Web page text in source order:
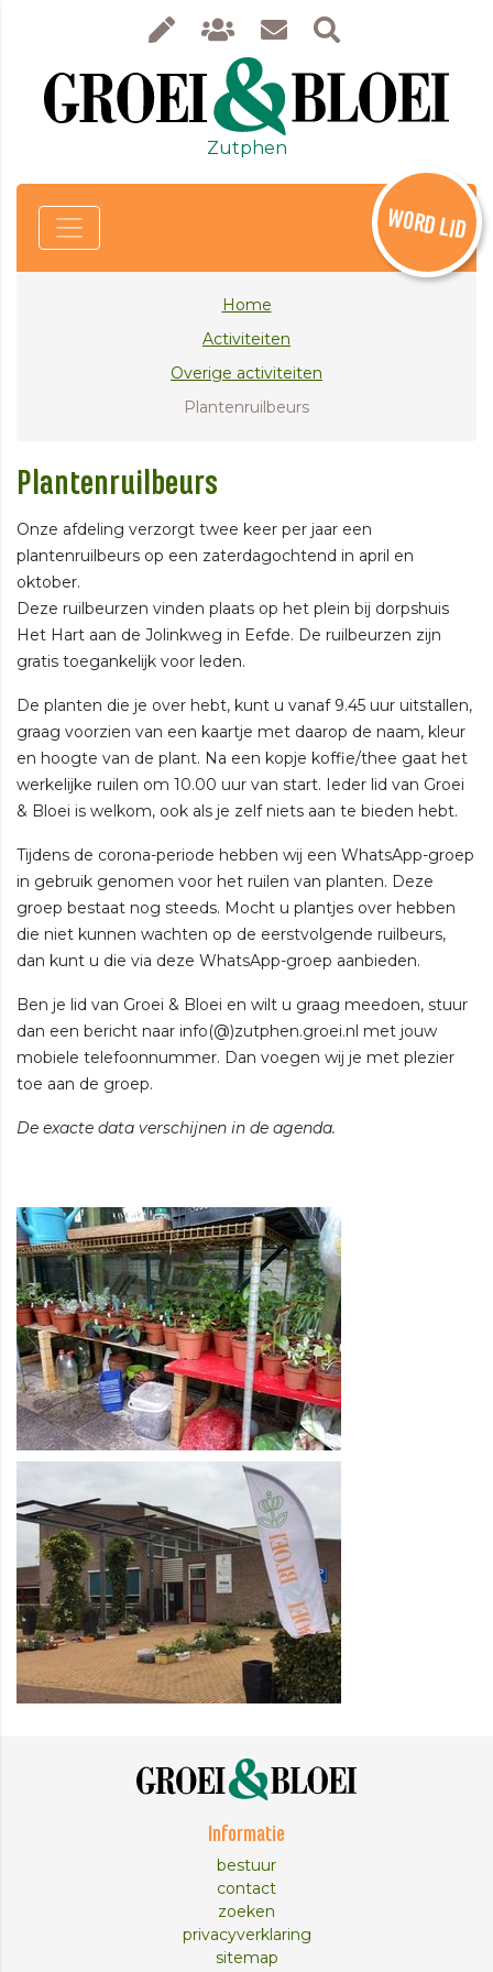
Zutphen
WORD LID
Home
Activiteiten
Overige activiteiten
Plantenruilbeurs
Plantenruilbeurs
Onze afdeling verzorgt twee keer per jaar een
plantenruilbeurs op een zaterdagochtend in april en
oktober.
Deze ruilbeurzen vinden plaats op het plein bij dorpshuis
Het Hart aan de Jolinkweg in Eefde. De ruilbeurzen zijn
gratis toegankelijk voor leden.
De planten die je over hebt, kunt u vanaf 9.45 uur uitstallen,
graag voorzien van een kaartje met daarop de naam, kleur
en hoogte van de plant. Na een kopje koffie/thee gaat het
werkelijke ruilen om 10.00 uur van start. Ieder lid van Groei
& Bloei is welkom, ook als je zelf niets aan te bieden hebt.
Tijdens de corona-periode hebben wij een WhatsApp-groep
in gebruik genomen voor het ruilen van planten. Deze
groep bestaat nog steeds. Mocht u plantjes over hebben
die niet kunnen wachten op de eerstvolgende ruilbeurs,
dan kunt u die via deze WhatsApp-groep aanbieden.
Ben je lid van Groei & Bloei en wilt u graag meedoen, stuur
dan een bericht naar info(@)zutphen.groei.nl met jouw
mobiele telefoonnummer. Dan voegen wij je met plezier
toe aan de groep.
De exacte data verschijnen in de agenda.
Informatie
bestuur
contact
zoeken
privacyverklaring
sitemap